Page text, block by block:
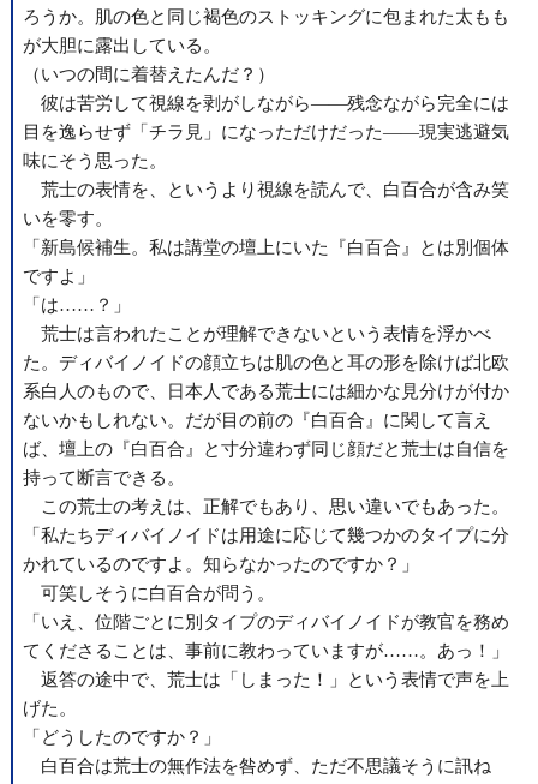
ろうか。肌の色と同じ褐色のストッキングに包まれた太もも
が大胆に露出している。
（いつの間に着替えたんだ？）
彼は苦労して視線を剥がしながら――残念ながら完全には
目を逸らせず「チラ見」になっただけだった――現実逃避気
味にそう思った。
荒士の表情を、というより視線を読んで、白百合が含み笑
いを零す。
「新島候補生。私は講堂の壇上にいた『白百合』とは別個体
ですよ」
「は……？」
荒士は言われたことが理解できないという表情を浮かべ
た。ディバイノイドの顔立ちは肌の色と耳の形を除けば北欧
系白人のもので、日本人である荒士には細かな見分けが付か
ないかもしれない。だが目の前の『白百合』に関して言え
ば、壇上の『白百合』と寸分違わず同じ顔だと荒士は自信を
持って断言できる。
この荒士の考えは、正解でもあり、思い違いでもあった。
「私たちディバイノイドは用途に応じて幾つかのタイプに分
かれているのですよ。知らなかったのですか？」
可笑しそうに白百合が問う。
「いえ、位階ごとに別タイプのディバイノイドが教官を務め
てくださることは、事前に教わっていますが……。あっ！」
返答の途中で、荒士は「しまった！」という表情で声を上
げた。
「どうしたのですか？」
白百合は荒士の無作法を咎めず、ただ不思議そうに訊ね